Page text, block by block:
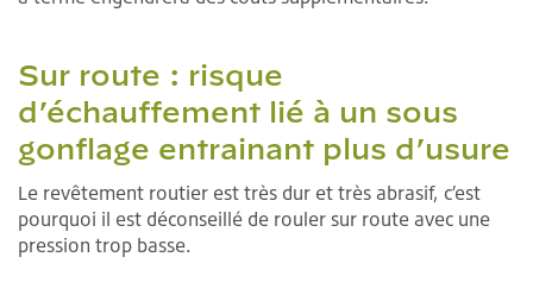
Sur route : risque
d’échauffement lié à un sous
gonflage entrainant plus d’usure
Le revêtement routier est très dur et très abrasif, c’est
pourquoi il est déconseillé de rouler sur route avec une
pression trop basse.